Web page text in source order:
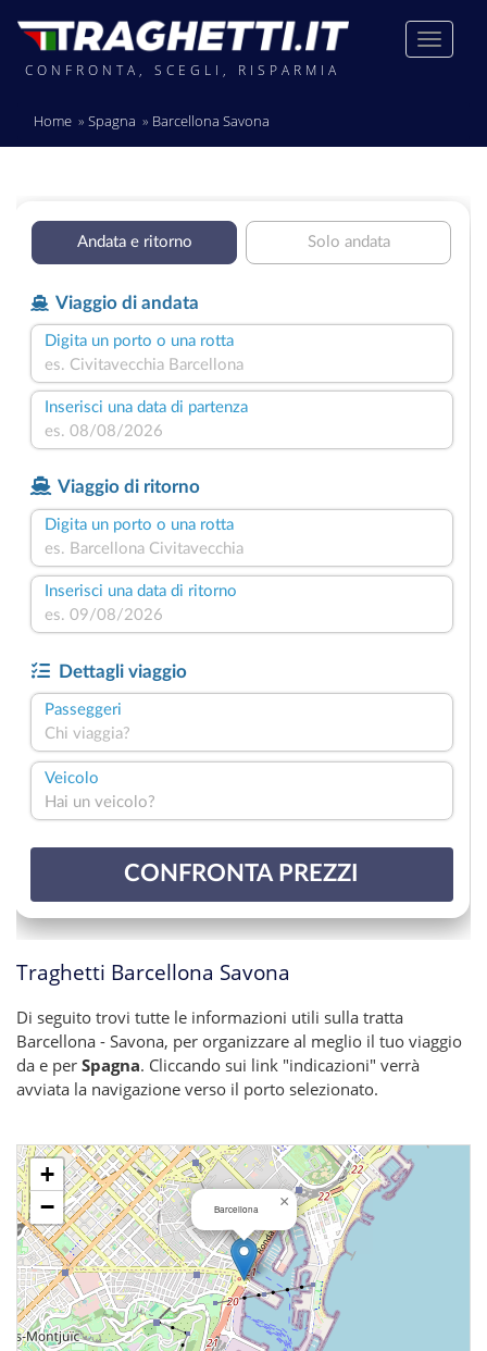
CONFRONTA, SCEGLI, RISPARMIA
Home Spagna Barcellona Savona
Traghetti Barcellona Savona
Di seguito trovi tutte le informazioni utili sulla tratta
Barcellona - Savona, per organizzare al meglio il tuo viaggio
da e per Spagna. Cliccando sui link "indicazioni" verrà
avviata la navigazione verso il porto selezionato.
Barcellona ×
+
−